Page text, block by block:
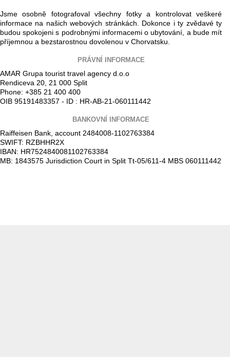
Jsme osobně fotografoval všechny fotky a kontrolovat veškeré
informace na našich webových stránkách. Dokonce i ty zvědavé ty
budou spokojeni s podrobnými informacemi o ubytování, a bude mít
příjemnou a bezstarostnou dovolenou v Chorvatsku.
PRÁVNÍ INFORMACE
AMAR Grupa tourist travel agency d.o.o
Rendiceva 20, 21 000 Split
Phone: +385 21 400 400
OIB 95191483357 - ID : HR-AB-21-060111442
BANKOVNÍ INFORMACE
Raiffeisen Bank, account 2484008-1102763384
SWIFT: RZBHHR2X
IBAN: HR7524840081102763384
MB: 1843575 Jurisdiction Court in Split Tt-05/611-4 MBS 060111442